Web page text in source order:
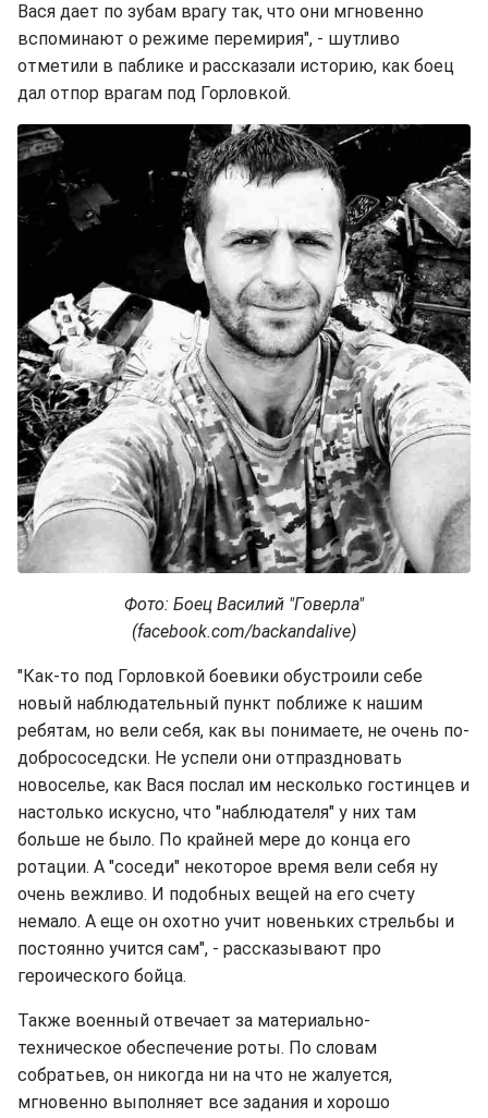
Вася дает по зубам врагу так, что они мгновенно
вспоминают о режиме перемирия", - шутливо
отметили в паблике и рассказали историю, как боец
дал отпор врагам под Горловкой.
Фото: Боец Василий "Говерла"
(facebook.com/backandalive)
"Как-то под Горловкой боевики обустроили себе
новый наблюдательный пункт поближе к нашим
ребятам, но вели себя, как вы понимаете, не очень по-
добрососедски. Не успели они отпраздновать
новоселье, как Вася послал им несколько гостинцев и
настолько искусно, что "наблюдателя" у них там
больше не было. По крайней мере до конца его
ротации. А "соседи" некоторое время вели себя ну
очень вежливо. И подобных вещей на его счету
немало. А еще он охотно учит новеньких стрельбы и
постоянно учится сам", - рассказывают про
героического бойца.
Также военный отвечает за материально-
техническое обеспечение роты. По словам
собратьев, он никогда ни на что не жалуется,
мгновенно выполняет все задания и хорошо